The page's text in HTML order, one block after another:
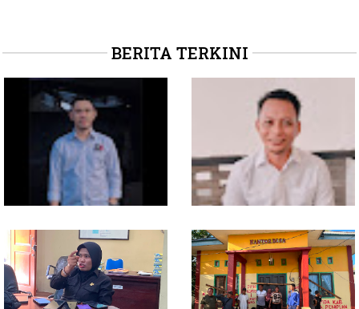
BERITA TERKINI
Soal Intervensi Politik,
Langkah Wakil Ketua
Komisi I Bukan
intervensi Politik
Dituding Jadikan
Bendahara Desa Wailoba
sebagai "ATM Berjalan",
Armin Soamole: Harus